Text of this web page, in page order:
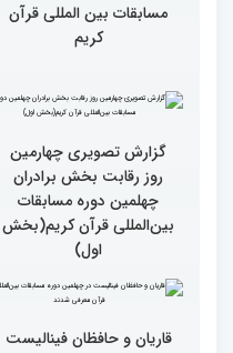
گزارش تصویری چهارمین
روز رقابت بخش برادران
بین‌المللی قرآن کریم(بخش
چهارم)
گزارش تصویری از حواشی
روز چهارم چهلمین دوره
مسابقات بین المللی قرآن
کریم